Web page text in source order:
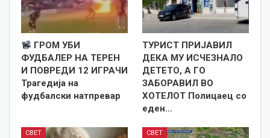
ГРОМ УБИ
ФУДБАЛЕР НА ТЕРЕН
И ПОВРЕДИ 12 ИГРАЧИ
Трагедија на
фудбалски натпревар
ТУРИСТ ПРИЈАВИЛ
ДЕКА МУ ИСЧЕЗНАЛО
ДЕТЕТО, А ГО
ЗАБОРАВИЛ ВО
ХОТЕЛОТ Полицаец со
еден…
СВЕТ СВЕТ